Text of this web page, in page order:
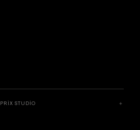
PRIX STUDIO ＋